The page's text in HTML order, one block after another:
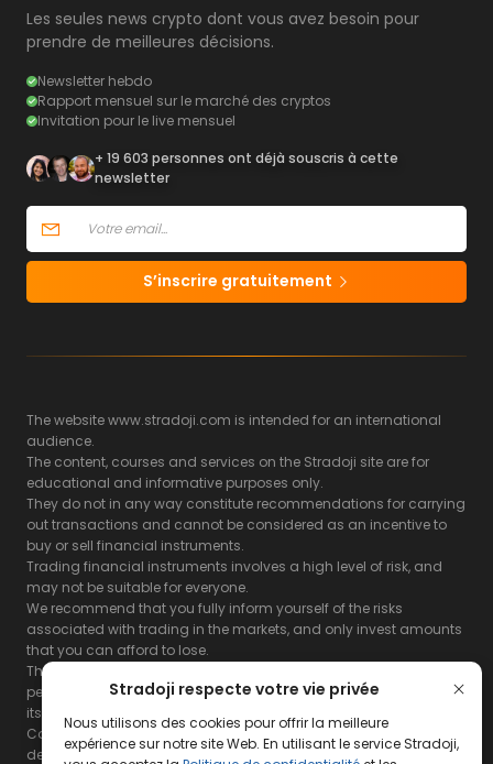
Stradoji respecte votre vie privée
Nous utilisons des cookies pour offrir la meilleure
expérience sur notre site Web. En utilisant le service Stradoji,
Les seules news crypto dont vous avez besoin pour
prendre de meilleures décisions.
Newsletter hebdo
Rapport mensuel sur le marché des cryptos
Invitation pour le live mensuel
+ 19 603 personnes ont déjà souscris à cette
newsletter
S’inscrire gratuitement
The website www.stradoji.com is intended for an international
audience.
The content, courses and services on the Stradoji site are for
educational and informative purposes only.
They do not in any way constitute recommendations for carrying
out transactions and cannot be considered as an incentive to
buy or sell financial instruments.
Trading financial instruments involves a high level of risk, and
may not be suitable for everyone.
We recommend that you fully inform yourself of the risks
associated with trading in the markets, and only invest amounts
that you can afford to lose.
The Stradoji site does not guarantee the results or the
performance of products based on the information contained on
its site and its servers.
Consequently, the Stradoji site and its publishing company
decline all responsibility in the use that may be made of this